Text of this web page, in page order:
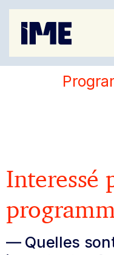
Interessé
— Quelles